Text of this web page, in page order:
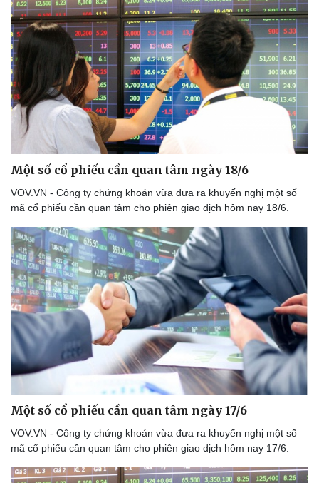
Một số cổ phiếu cần quan tâm ngày 18/6
VOV.VN - Công ty chứng khoán vừa đưa ra khuyến nghị một số
mã cổ phiếu cần quan tâm cho phiên giao dịch hôm nay 18/6.
Một số cổ phiếu cần quan tâm ngày 17/6
VOV.VN - Công ty chứng khoán vừa đưa ra khuyến nghị một số
mã cổ phiếu cần quan tâm cho phiên giao dịch hôm nay 17/6.